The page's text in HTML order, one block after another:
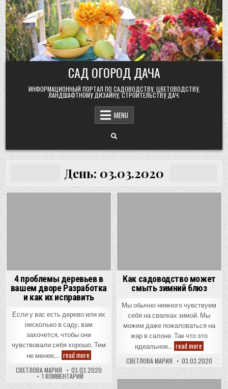
Skip
to
content
САД ОГОРОД ДАЧА
ИНФОРМАЦИОННЫЙ ПОРТАЛ ПО САДОВОДСТВУ, ЦВЕТОВОДСТВУ,
ЛАНДШАФТНОМУ ДИЗАЙНУ, СТРОИТЕЛЬСТВУ ДАЧ.
MENU
День: 03.03.2020
4 проблемы деревьев в
вашем дворе Разработка
и как их исправить
Если у вас есть дерево или их
несколько в саду, вам
захочется, чтобы они
чувствовали себя хорошо. Тем
не менее,… read more4
проблемы
деревьев
в
вашем
СВЕТЛОВА МАРИЯ 03.03.2020
1 КОММЕНТАРИЙК
ЗАПИСИ
Как садоводство может
смыть зимний блюз
Мы обычно немного чувствуем
себя на свалках зимой. Мы
можем даже пожаловаться на
жар в салоне. Так что это
идеальное… read moreКак
может
смыть
зимний
блюз
СВЕТЛОВА МАРИЯ 03.03.2020